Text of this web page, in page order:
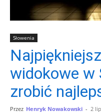
Słowenia
widokowe w
zrobić
Przez Henryk Nowakowski - 2